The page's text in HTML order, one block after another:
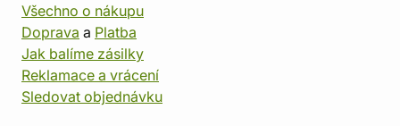
Všechno o nákupu
Doprava a Platba
Jak balíme zásilky
Reklamace a vrácení
Sledovat objednávku